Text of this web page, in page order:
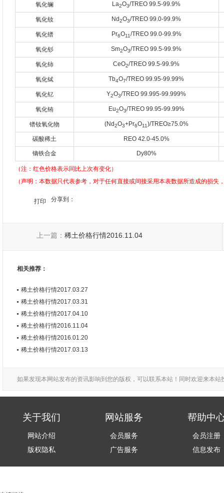
氧化镧 La2O3/TREO 99.5-99.9%
氧化钕 Nd2O3/TREO 99.0-99.9%
氧化镨 Pr6O11/TREO 99.0-99.9%
氧化钐 Sm2O3/TREO 99.5-99.9%
氧化铈 CeO2/TREO 99.5-99.9%
氧化铽 Tb4O7/TREO 99.95-99.99%
氧化钇 Y2O3/TREO 99.995-99.999%
氧化铕 Eu2O3/TREO 99.95-99.99%
镨钕氧化物 (Nd2O3+Pr6O11)/TREO≥75.0%
碳酸稀土 REO 42.0-45.0%
镝铁合金 Dy80%
（注：红色价格表示同比上次有变化）
（声明：本数据只代表参考，对于任何直接或间接采用本表数据所造成的损失
打印 分享到：
上一篇： 稀土价格行情2016.11.04
相关推荐：
稀土价格行情2017.03.27
稀土价格行情2017.03.31
稀土价格行情2017.04.10
稀土价格行情2016.11.04
稀土价格行情2016.01.20
稀土价格行情2017.03.13
如果发现本网站发布的资讯影响到您的版权，可以联系本站！同时欢迎来本站
关于我们
网站介绍
版权隐私
网站服务
会员服务
广告服务
帮助中
会员注册
信息发布